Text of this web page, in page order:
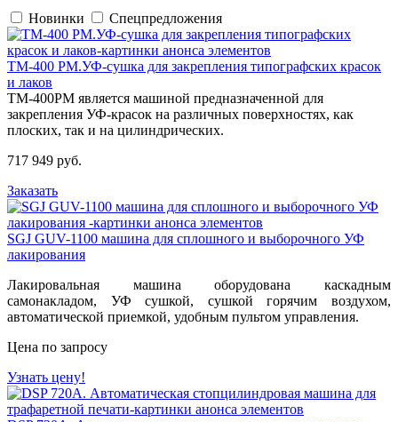
Новинки Спецпредложения
TM-400 PM.УФ-сушка для закрепления типографских красок
и лаков
TM-400PM является машиной предназначенной для
закрепления УФ-красок на различных поверхностях, как
плоских, так и на цилиндрических.
717 949 руб.
Заказать
SGJ GUV-1100 машина для сплошного и выборочного УФ
лакирования
Лакировальная машина оборудована каскадным
самонакладом, УФ сушкой, сушкой горячим воздухом,
автоматической приемкой, удобным пультом управления.
Цена по запросу
Узнать цену!